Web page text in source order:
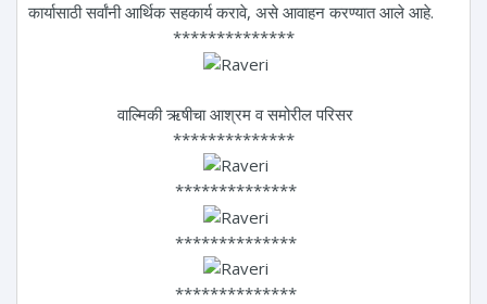
कार्यासाठी सर्वांनी आर्थिक सहकार्य करावे, असे आवाहन करण्यात आले आहे.
**************
वाल्मिकी ऋषीचा आश्रम व समोरील परिसर
**************
**************
**************
**************